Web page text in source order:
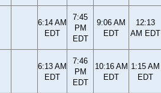
6:14 AM
EDT
7:45
PM
EDT
9:06 AM
EDT
12:13
AM EDT
6:13 AM
EDT
7:46
PM
EDT
10:16 AM
EDT
1:15 AM
EDT